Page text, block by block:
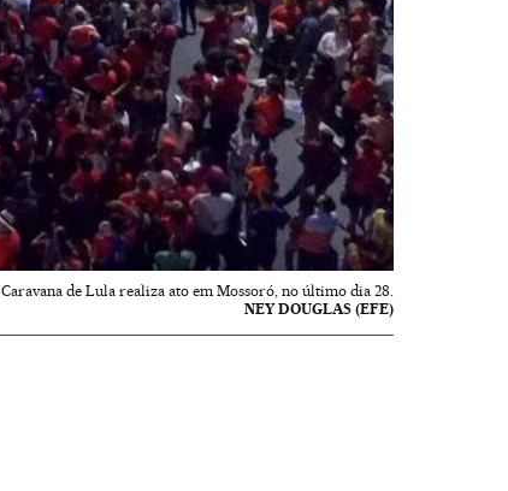
Caravana de Lula realiza ato em Mossoró, no último dia 28.
NEY DOUGLAS (EFE)